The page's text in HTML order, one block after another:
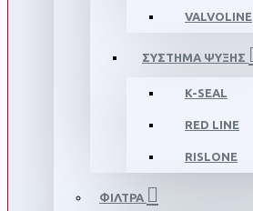
VALVOLINE
ΣΥΣΤΗΜΑ ΨΥΞΗΣ
K-SEAL
RED LINE
RISLONE
ΦΙΛΤΡΑ